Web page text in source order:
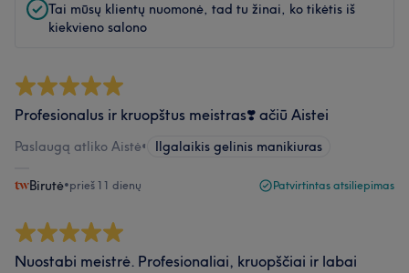
Tai mūsų klientų nuomonė, tad tu žinai, ko tikėtis iš
kiekvieno salono
Profesionalus ir kruopštus meistras❣️ ačiū Aistei
Paslaugą atliko Aistė• Ilgalaikis gelinis manikiuras
Birutė•prieš 11 dienų Patvirtintas atsiliepimas
Nuostabi meistrė. Profesionaliai, kruopščiai ir labai